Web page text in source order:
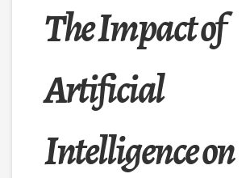
The Impact of
Artificial
Intelligence on